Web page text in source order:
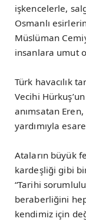
işkencelerle,
Osmanlı
Müslüman
insanlara umut
Türk havacılık
Vecihi
anımsatan
yardımıyla
Ataların büyük
kardeşliği gibi
“Tarihi
beraberliğini
kendimiz için